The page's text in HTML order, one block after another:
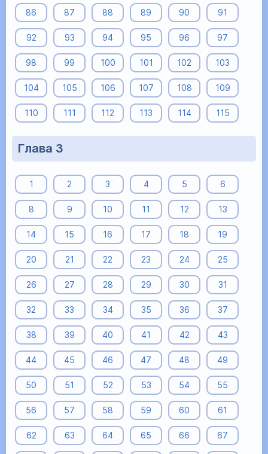
86 87 88 89 90 91
92 93 94 95 96 97
98 99 100 101 102 103
104 105 106 107 108 109
110 111 112 113 114 115
Глава 3
1 2 3 4 5 6
8 9 10 11 12 13
14 15 16 17 18 19
20 21 22 23 24 25
26 27 28 29 30 31
32 33 34 35 36 37
38 39 40 41 42 43
44 45 46 47 48 49
50 51 52 53 54 55
56 57 58 59 60 61
62 63 64 65 66 67